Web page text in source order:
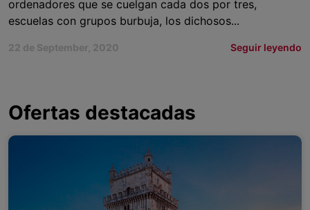
ordenadores que se cuelgan cada dos por tres,
escuelas con grupos burbuja, los dichosos...
22 de September, 2020 Seguir leyendo
Ofertas destacadas